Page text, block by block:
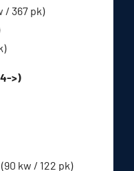
/ 367 pk)
>)
kw / 122 pk)